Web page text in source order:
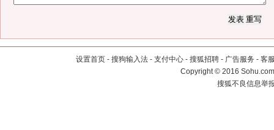
设置首页 - 搜狗输入法 - 支付中心 - 搜狐招聘 - 广告服务 - 客
Copyright©2016
搜狐不良信息举